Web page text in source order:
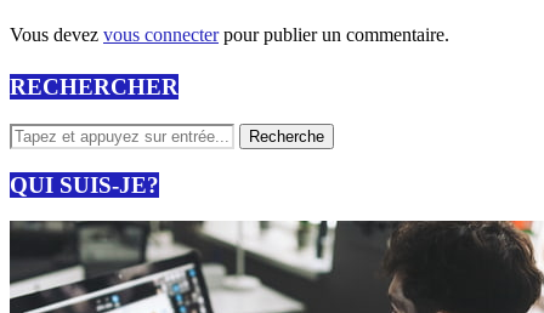
Vous devez vous connecterpour publier un commentaire.
RECHERCHER
QUI SUIS-JE?